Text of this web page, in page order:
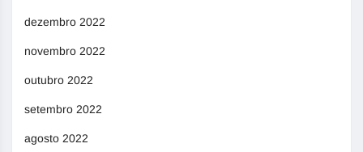
dezembro 2022
novembro 2022
outubro 2022
setembro 2022
agosto 2022